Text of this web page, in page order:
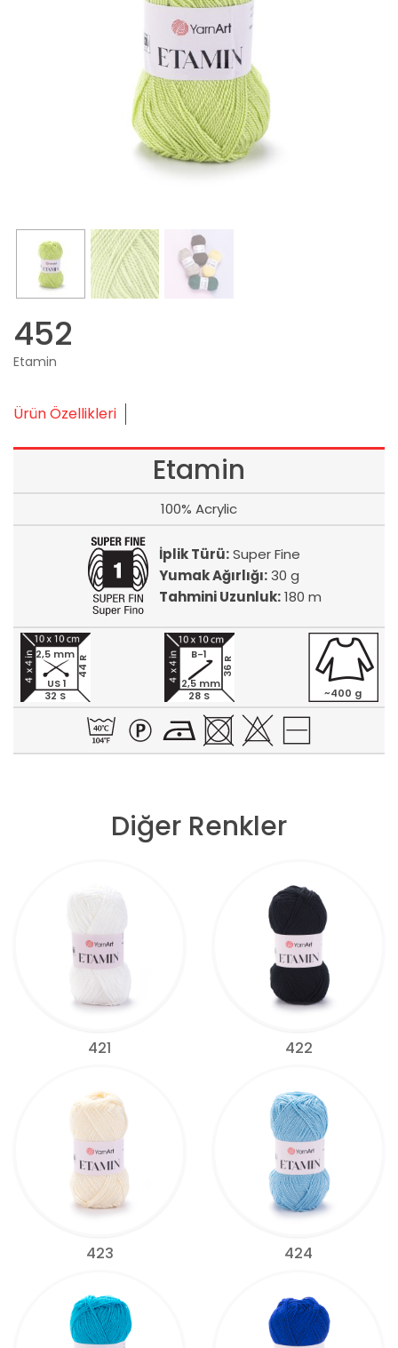
452
Etamin
Ürün Özellikleri
Etamin
100% Acrylic
İplik Türü:Super Fine
Yumak Ağırlığı:30 g
Tahmini Uzunluk:180 m
32 S
44 R
2,5 mm
US 1
28 S
36 R
B-1
2,5 mm
~400 g
Diğer Renkler
421 422
423 424